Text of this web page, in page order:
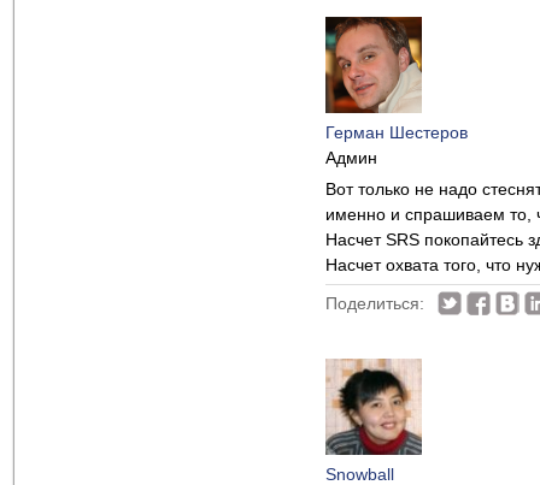
Герман Шестеров
Админ
Вот только не надо
именно и спрашиваем то,
Насчет SRS покопайтесь
Насчет охвата того, что
Поделиться:
Snowball